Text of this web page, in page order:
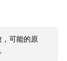
可能的原